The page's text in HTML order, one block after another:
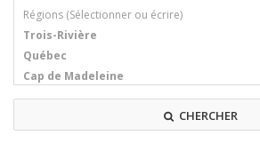
CHERCHER